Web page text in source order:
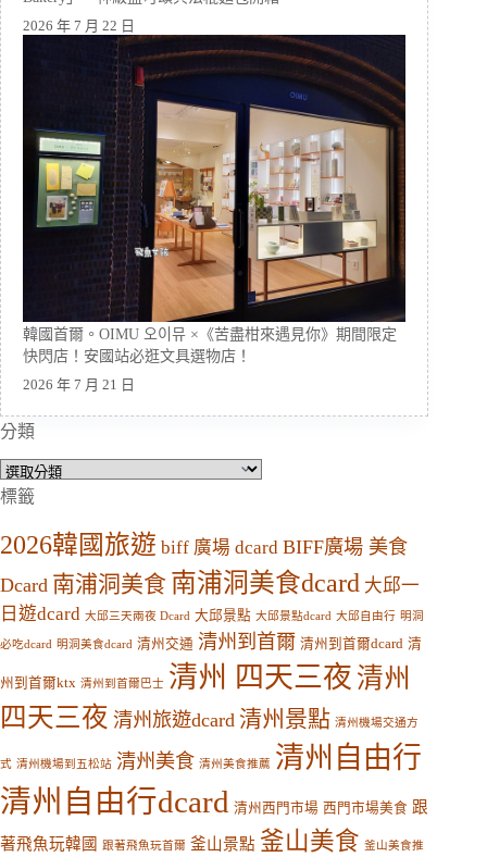
2026 年 7 月 22 日
韓國首爾。OIMU 오이뮤 ×《苦盡柑來遇見你》期間限定
快閃店！安國站必逛文具選物店！
2026 年 7 月 21 日
分類
分
類
標籤
2026韓國旅遊 biff 廣場 dcard BIFF廣場 美食
Dcard 南浦洞美食 南浦洞美食dcard 大邱一
日遊dcard 大邱三天兩夜 Dcard 大邱景點 大邱景點dcard 大邱自由行 明洞
必吃dcard 明洞美食dcard 清州交通 清州到首爾 清州到首爾dcard 清
州到首爾ktx 清州到首爾巴士 清州 四天三夜 清州
四天三夜 清州旅遊dcard 清州景點 清州機場交通方
式 清州機場到五松站 清州美食 清州美食推薦 清州自由行
清州自由行dcard 清州西門市場 西門市場美食 跟
著飛魚玩韓國 跟著飛魚玩首爾 釜山景點 釜山美食 釜山美食推